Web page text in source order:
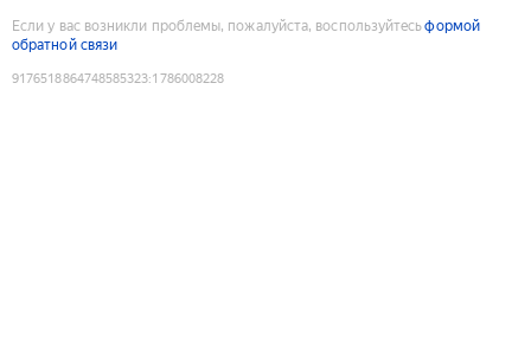
Если у вас возникли проблемы, пожалуйста, воспользуйтесьформой
обратной связи
9176518864748585323:1786008228